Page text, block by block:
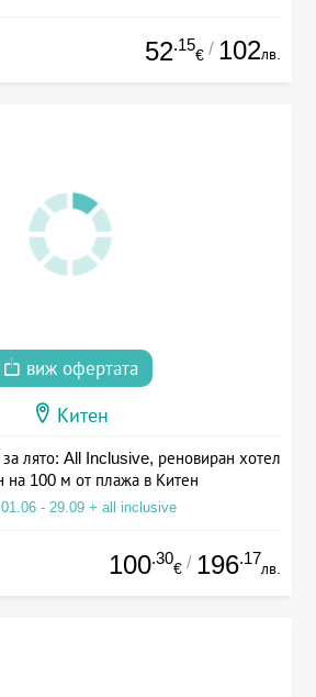
52.15
€ / 102лв.
виж офертата
Китен
лято: All Inclusive, реновиран хотел
на 100 м от плажа в Китен
01.06 - 29.09 + all inclusive
100.30
€ / 196.17
лв.